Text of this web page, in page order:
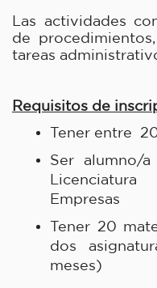
Las actividades
de
tareas
Requisitos de
Tener entre
Ser alumno/
Empresas
Tener 20
dos
meses)